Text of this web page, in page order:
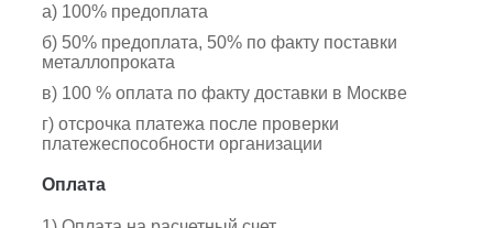
а) 100% предоплата
б) 50% предоплата, 50% по факту поставки
металлопроката
в) 100 % оплата по факту доставки в Москве
г) отсрочка платежа после проверки
платежеспособности организации
Оплата